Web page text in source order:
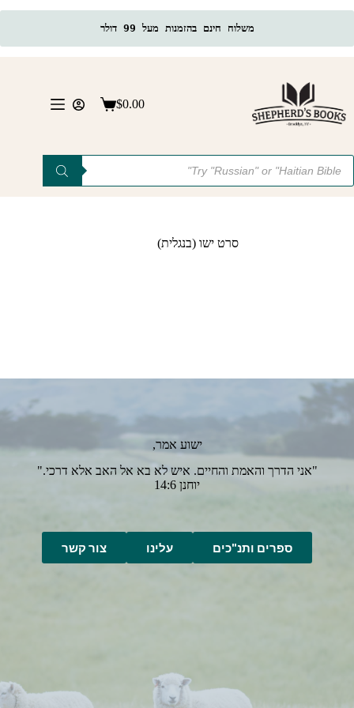
משלוח חינם בהזמנות מעל 99 דולר
Shopping
$0.00
Products
search
סרט ישו (בנגלית)
ישוע אמר,
"אני הדרך והאמת והחיים. איש לא בא אל האב אלא דרכי."
יוחנן 14:6
ספרים ותנ"כים עלינו צור קשר